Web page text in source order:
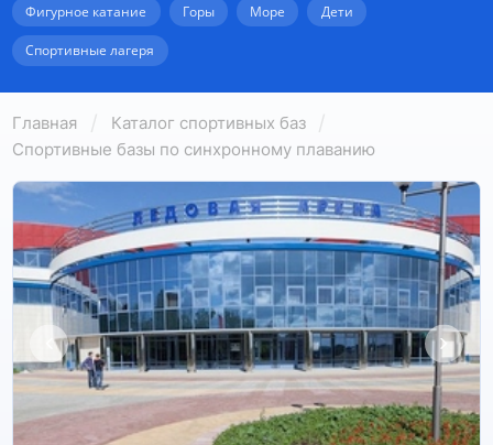
Фигурное катание Горы Море Дети
Спортивные лагеря
Главная
Каталог спортивных баз
Спортивные базы по синхронному плаванию